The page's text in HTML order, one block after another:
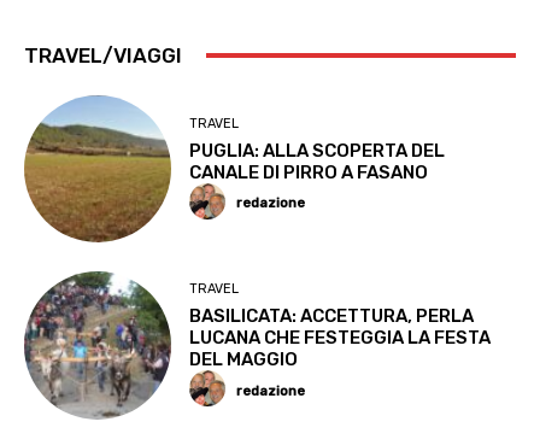
TRAVEL/VIAGGI
TRAVEL
PUGLIA: ALLA SCOPERTA DEL
CANALE DI PIRRO A FASANO
redazione
TRAVEL
BASILICATA: ACCETTURA, PERLA
LUCANA CHE FESTEGGIA LA FESTA
DEL MAGGIO
redazione